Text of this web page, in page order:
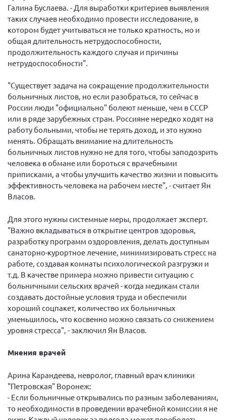
Новгородская область
Новосибирская область
Омская область
Оренбургская область
Республика Башкортостан
Республика Бурятия
Республика Карелия
Республика Калмыкия
Республика Хакасия
Ростовская область
г. Санкт-Петербург
Самарская область СОРС
Самарская область ПРИЗМА
Самарская область СГОРС
Свердловская область
Смоленская область
Ставропольский край
Сахалинская область
Томская область
Тульская область
Челябинская область
Ярославская область
Галина Буслаева. - Для выработки критериев выявления
таких случаев необходимо провести исследование, в
котором будет учитываться не только кратность, но и
общая длительность нетрудоспособности,
продолжительность каждого случая и причины
нетрудоспособности".
"Существует задача на сокращение продолжительности
больничных листов, но если разобраться, то сейчас в
России люди "официально" болеют меньше, чем в СССР
или в ряде зарубежных стран. Россияне нередко ходят на
работу больными, чтобы не терять доход, и это нужно
менять. Обращать внимание на длительность
больничных листов нужно не для того, чтобы заподозрить
человека в обмане или бороться с врачебными
приписками, а чтобы улучшить качество жизни и повысить
эффективность человека на рабочем месте", - считает Ян
Власов.
Для этого нужны системные меры, продолжает эксперт.
"Важно вкладываться в открытие центров здоровья,
разработку программ оздоровления, делать доступным
санаторно-курортное лечение, минимизировать стресс на
работе, создавая комнаты психологической разгрузки и
т.д. В качестве примера можно привести ситуацию с
больничными сельских врачей - когда медикам стали
создавать достойные условия труда и обеспечили
хороший соцпакет, количество их больничных
уменьшилось, что косвенно можно связать со снижением
уровня стресса", - заключил Ян Власов.
Мнения врачей
Арина Карандеева, невролог, главный врач клиники
"Петровская" Воронеж:
- Если больничные открывались по разным заболеваниям,
то необходимости в проведении врачебной комиссии я не